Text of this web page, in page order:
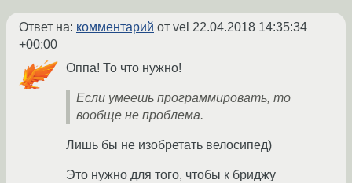
Ответ на: комментарий от vel 22.04.2018 14:35:34
+00:00
Оппа! То что нужно!
Если умеешь программировать, то
вообще не проблема.
Лишь бы не изобретать велосипед)
Это нужно для того, чтобы к бриджу